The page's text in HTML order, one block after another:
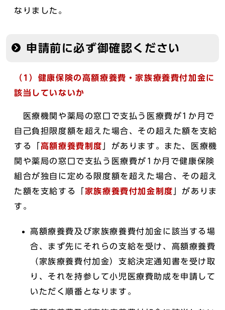
なりました。
申請前に必ず御確認ください
（1）健康保険の高額療養費・家族療養費付加金に
該当していないか
医療機関や薬局の窓口で支払う医療費が1か月で
自己負担限度額を超えた場合、その超えた額を支給
する「 高額療養費制度
」があります。また、医療機
関や薬局の窓口で支払う医療費が1か月で健康保険
組合が独自に定める限度額を超えた場合、その超え
た額を支給する「 家族療養費付加金制度
」がありま
す。
高額療養費及び家族療養費付加金に該当する場
合、まず先にそれらの支給を受け、高額療養費
（家族療養費付加金）支給決定通知書を受け取
り、それを持参して小児医療費助成を申請して
いただく順番となります。